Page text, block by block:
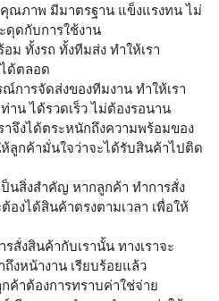
ณภาพ มีมาตรฐาน แข็งแรงทน ไม่
ดุดกับการใช้งาน
ม ทั้งรถ ทั้งทีมส่ง ทำให้เรา
ด้ตลอด
การจัดส่งของทีมงาน ทำให้เรา
าน ได้รวดเร็ว ไม่ต้องรอนาน
าจึงได้ตระหนักถึงความพร้อมของ
ลูกค้ามั่นใจว่าจะได้รับสินค้าไปติด
ป็นสิ่งสำคัญ หากลูกค้า ทำการสั่ง
องได้สินค้าตรงตามเวลา เพื่อให้
รสั่งสินค้ากับเรานั้น ทางเราจะ
ถึงหน้างาน เรียบร้อยแล้ว
ค้าต้องการทราบค่าใช่จ่าย